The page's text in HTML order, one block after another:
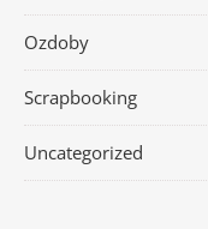
Ozdoby
Scrapbooking
Uncategorized